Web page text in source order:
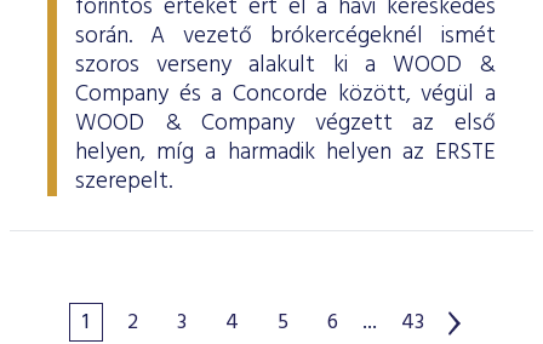
forintos értéket ért el a havi kereskedés
során. A vezető brókercégeknél ismét
szoros verseny alakult ki a WOOD &
Company és a Concorde között, végül a
WOOD & Company végzett az első
helyen, míg a harmadik helyen az ERSTE
szerepelt.
1 2 3 4 5 6 ... 43